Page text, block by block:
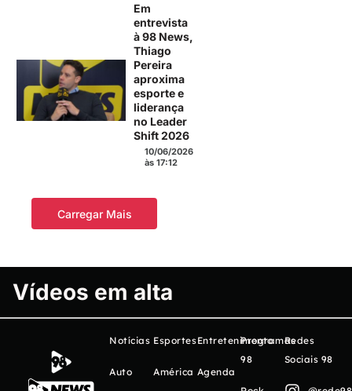
Em
entrevista
à 98 News,
Thiago
Pereira
aproxima
esporte e
liderança
no Leader
Shift 2026
10/06/2026
às 17:12
Carregar Mais
Vídeos em alta
Notícias
Auto
Esportes
América
Entretenimento
Agenda
Programas
98
Redes
Sociais 98